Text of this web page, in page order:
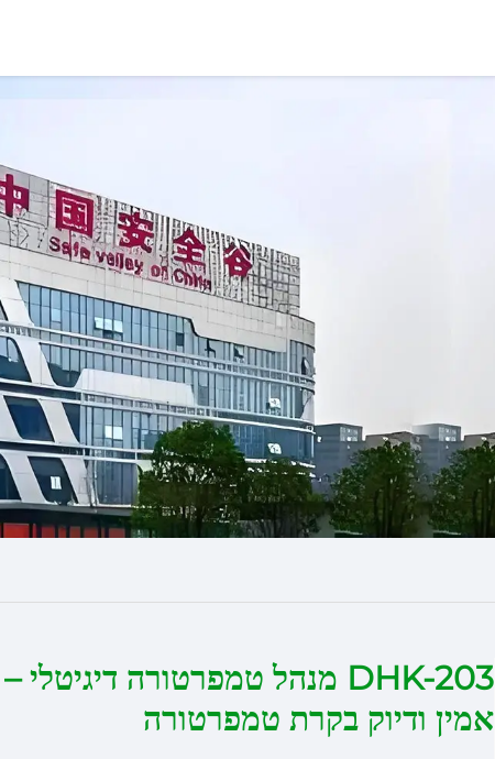
DHK-203 מנהל טמפרטורה דיגיטלי –
אמין ודיוק בקרת טמפרטורה